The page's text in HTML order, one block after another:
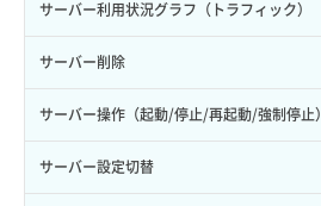
サーバー利用状況グラフ（トラフィック）
サーバー削除
サーバー操作（起動/停止/再起動/強制停止）
サーバー設定切替